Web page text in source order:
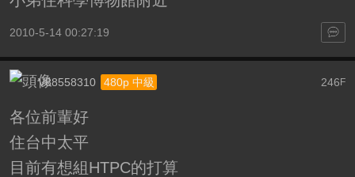
2010-5-14 00:27:19
246 F
V88558310 480p 中級
各位前輩好
住台中太平
目前有想組HTPC的打算